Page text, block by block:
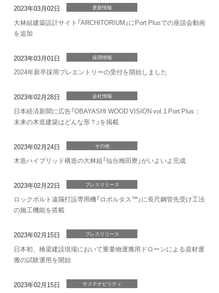
2023年03月02日 更新情報
大林組建築設計サイト「ARCHITORIUM」にPort Plusでの座談会動画
を追加
2023年03月01日 採用情報
2024年新卒採用プレエントリーの受付を開始しました
2023年02月28日 会社情報
日本経済新聞に広告「OBAYASHI WOOD VISION vol.1 Port Plus：
未来の木造建築はどんな形？」を掲載
2023年02月24日 その他
木造ハイブリッド構造の大林組「仙台梅田寮」がいよいよ完成
2023年02月22日 プレスリリース
ロックボルト遠隔打設専用機「ロボルタス™」に長尺鋼管先受け工法
の施工機能を搭載
2023年02月15日 プレスリリース
日本初、橋梁建設現場において重量物運搬用ドローンによる資材運
搬の試験運用を開始
2023年02月15日 サステナビリティ